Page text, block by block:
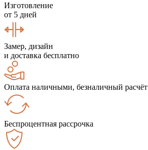
Изготовление
от 5 дней
Замер, дизайн
и доставка бесплатно
Оплата наличными, безналичный расчёт
Беспроцентная рассрочка